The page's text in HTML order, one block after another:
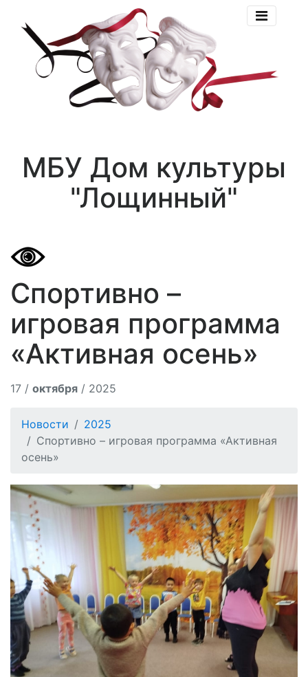
МБУ Дом культуры
"Лощинный"
Спортивно –
игровая программа
«Активная осень»
17 / октября / 2025
Новости
2025
Спортивно – игровая программа «Активная
осень»